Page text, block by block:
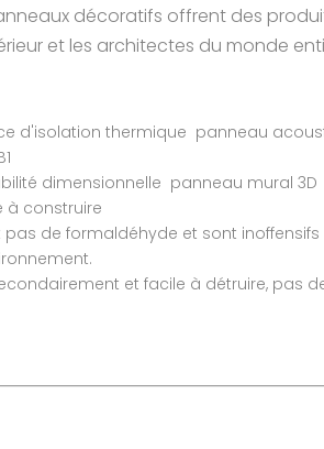
décoratifs offrent des
et les architectes du monde
d'isolation thermique panneau
dimensionnelle panneau mural 3D
à construire
pas de formaldéhyde et sont
et facile à détruire, pas